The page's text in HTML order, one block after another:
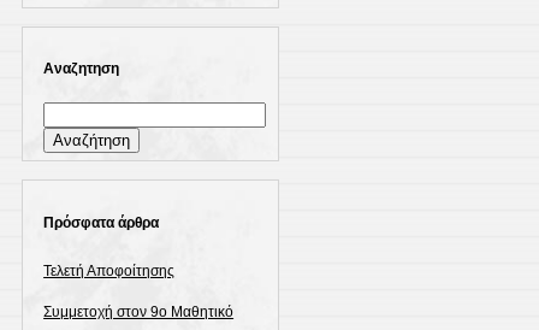
language
translate
page
Αναζητηση
για:
Πρόσφατα άρθρα
Τελετή Αποφοίτησης
Συμμετοχή στον 9ο Μαθητικό